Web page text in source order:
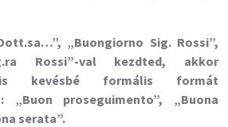
„Buongiorno Sig. Rossi”,
Rossi”-val kezdted, akkor
is kevésbé formális formát
„Buon proseguimento”, „Buona
serata”.